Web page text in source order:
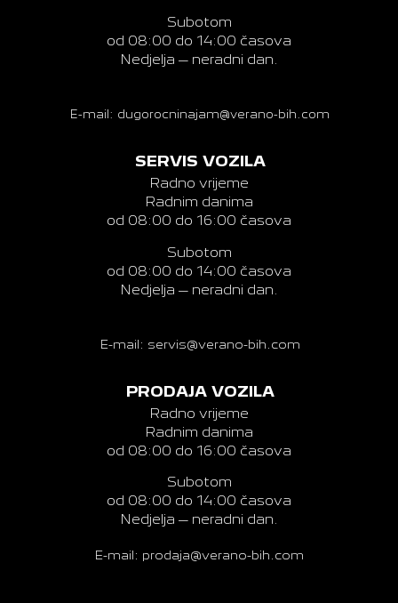
Subotom
od 08:00 do 14:00 časova
Nedjelja – neradni dan.
E-mail: dugorocninajam@verano-bih.com
SERVIS VOZILA
Radno vrijeme
Radnim danima
od 08:00 do 16:00 časova
Subotom
od 08:00 do 14:00 časova
Nedjelja – neradni dan.
E-mail: servis@verano-bih.com
PRODAJA VOZILA
Radno vrijeme
Radnim danima
od 08:00 do 16:00 časova
Subotom
od 08:00 do 14:00 časova
Nedjelja – neradni dan.
E-mail: prodaja@verano-bih.com